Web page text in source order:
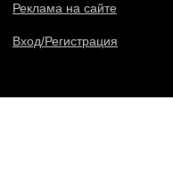
Реклама на сайте
Вход/Регистрация